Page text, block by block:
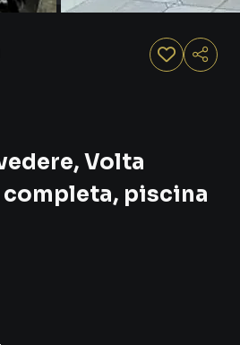
Volta
completa, piscina